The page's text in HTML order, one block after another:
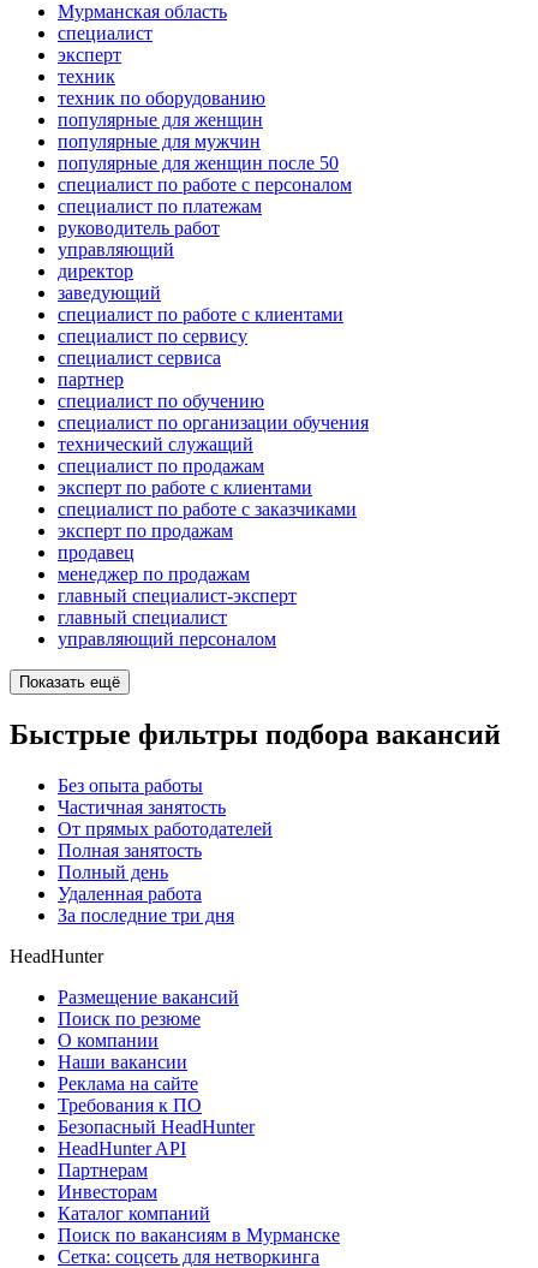
Мурманская область
специалист
эксперт
техник
техник по оборудованию
популярные для женщин
популярные для мужчин
популярные для женщин после 50
специалист по работе с персоналом
специалист по платежам
руководитель работ
управляющий
директор
заведующий
специалист по работе с клиентами
специалист по сервису
специалист сервиса
партнер
специалист по обучению
специалист по организации обучения
технический служащий
специалист по продажам
эксперт по работе с клиентами
специалист по работе с заказчиками
эксперт по продажам
продавец
менеджер по продажам
главный специалист-эксперт
главный специалист
управляющий персоналом
Показать ещё
Быстрые фильтры подбора вакансий
Без опыта работы
Частичная занятость
От прямых работодателей
Полная занятость
Полный день
Удаленная работа
За последние три дня
HeadHunter
Размещение вакансий
Поиск по резюме
О компании
Наши вакансии
Реклама на сайте
Требования к ПО
Безопасный HeadHunter
HeadHunter API
Партнерам
Инвесторам
Каталог компаний
Поиск по вакансиям в Мурманске
Сетка: соцсеть для нетворкинга